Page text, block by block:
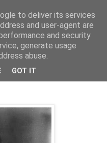
a v člověka."
to deliver its services
and user-agent are
and security
generate usage
abuse.
GOT IT